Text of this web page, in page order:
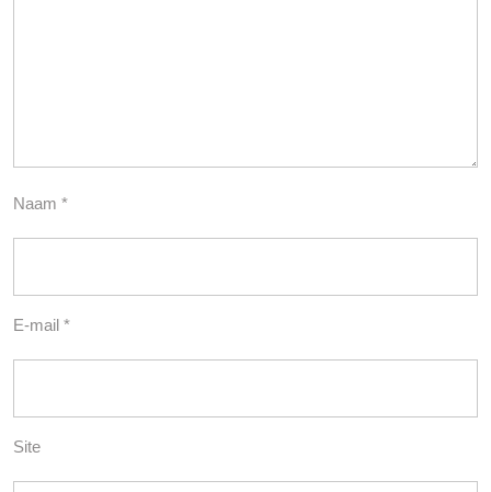
Naam *
E-mail *
Site